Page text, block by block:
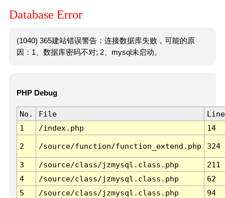
Database Error
(1040) 365建站错误警告：连接数据库失败，可能的原
因：1、数据库密码不对; 2、mysql未启动。
PHP Debug
No. File
Line
1
/index.php 14
2 /source/function/function_extend.php 324
3 /source/class/jzmysql.class.php
211
4
/source/class/jzmysql.class.php
62
5
/source/class/jzmysql.class.php
94